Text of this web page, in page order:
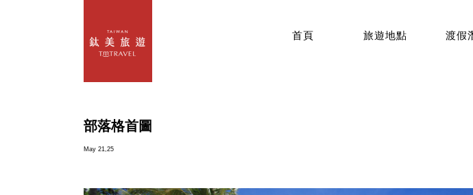
首頁 旅遊地點 渡假
部落格首圖
May 21,25